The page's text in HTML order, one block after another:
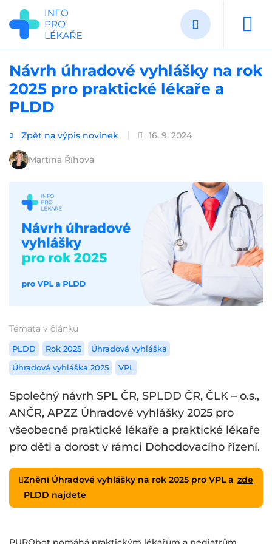
Přejít
hlavnímu
obsahu
Návrh úhradové vyhlášky na rok
2025 pro praktické lékaře a
PLDD
Zpět na výpis novinek 16. 9. 2024
Martina Říhová
Témata v článku
PLDD Rok 2025
Úhradová vyhláška
Úhradová vyhláška 2025
VPL
Společný návrh SPL ČR, SPLDD ČR, ČLK – o.s.,
ANČR, APZZ Úhradové vyhlášky 2025 pro
všeobecné praktické lékaře a praktické lékaře
pro děti a dorost v rámci Dohodovacího řízení.
Znění Úhradové vyhlášky na rok 2025 pro VPL a
PLDD najdete
zde